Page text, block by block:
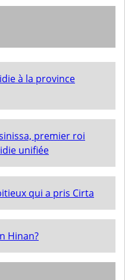
à la province
premier roi
unifiée
qui a pris Cirta
Hinan?